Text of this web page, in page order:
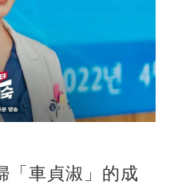
「車貞淑」的成